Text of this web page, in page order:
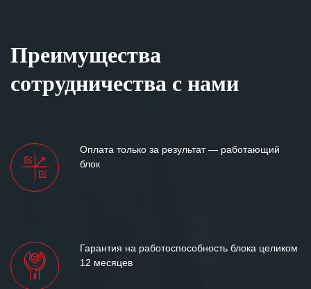
Особенно хочется отметить высокую
клиентоориентированность
персонала Вашей компании,
между нашими компаниями открытые
Преимущества
сотрудничества с нами
Оплата только за результат — работающий
блок
Гарантия на работоспособность блока целиком
12 месяцев